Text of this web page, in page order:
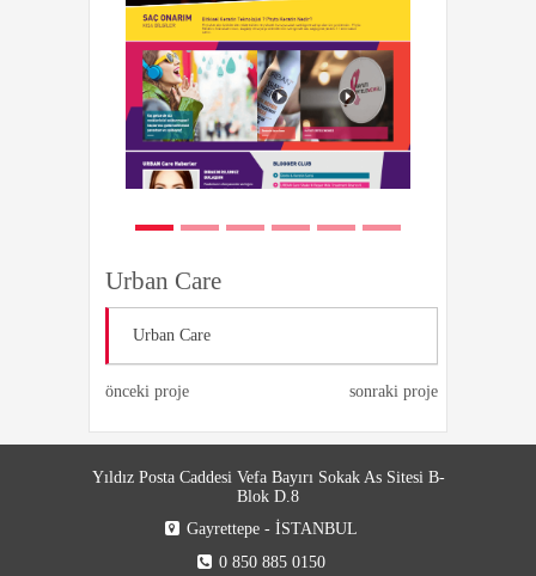
Urban Care
Urban Care
önceki proje sonraki proje
Yıldız Posta Caddesi Vefa Bayırı Sokak As Sitesi B-
Blok D.8
Gayrettepe - İSTANBUL
0 850 885 0150